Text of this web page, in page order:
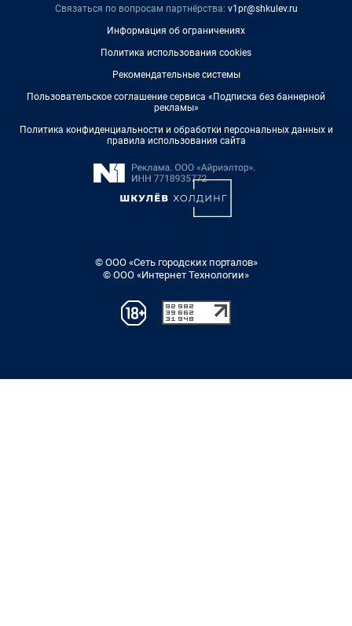
Связаться по вопросам партнёрства: v1pr@shkulev.ru
Информация об ограничениях
Политика использования cookies
Рекомендательные системы
Пользовательское соглашение сервиса «Подписка без баннерной
рекламы»
Политика конфиденциальности и обработки персональных данных и
правила использования сайта
© ООО «Сеть городских порталов»
© ООО «Интернет Технологии»